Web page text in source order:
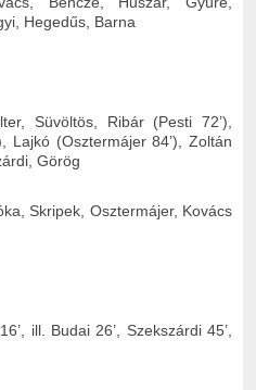
Hegedűs, Barna
Süvöltös, Ribár (Pesti 72’),
Lajkó (Osztermájer 84’), Zoltán
Görög
Skripek, Osztermájer, Kovács
ill. Budai 26’, Szekszárdi 45’,